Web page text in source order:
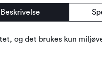
Beskrivelse
og det brukes kun